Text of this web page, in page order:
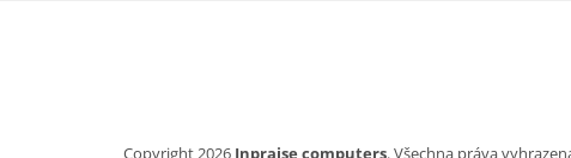
Copyright 2026 Inpraise computers. Všechna práva